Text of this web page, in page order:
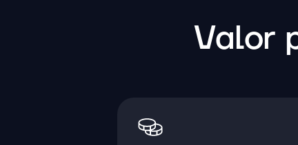
Valor